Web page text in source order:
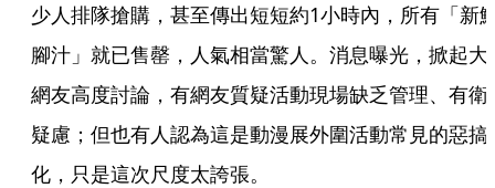
少人排隊搶購，甚至傳出短短約1小時內，所有「新
腳汁」就已售罄，人氣相當驚人。消息曝光，掀起大
網友高度討論，有網友質疑活動現場缺乏管理、有衛
疑慮；但也有人認為這是動漫展外圍活動常見的惡搞
化，只是這次尺度太誇張。